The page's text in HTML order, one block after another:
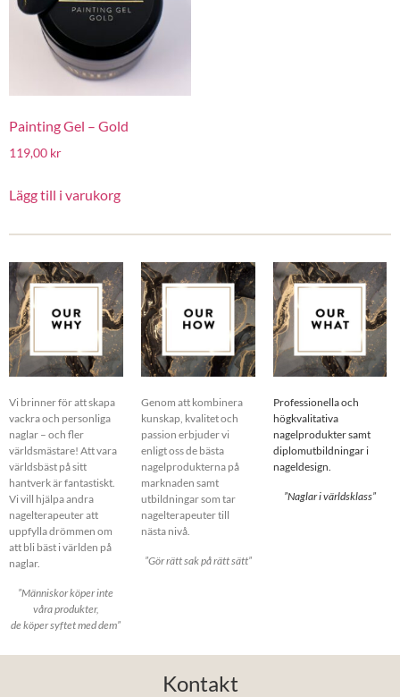
Painting Gel – Gold
119,00 kr
Lägg till i varukorg
Vi brinner för att skapa
vackra och personliga
naglar – och fler
världsmästare! Att vara
världsbäst på sitt
hantverk är fantastiskt.
Vi vill hjälpa andra
nagelterapeuter att
uppfylla drömmen om
att bli bäst i världen på
naglar.
”Människor köper inte
våra produkter,
de köper syftet med dem”
Genom att kombinera
kunskap, kvalitet och
passion erbjuder vi
enligt oss de bästa
nagelprodukterna på
marknaden samt
utbildningar som tar
nagelterapeuter till
nästa nivå.
”Gör rätt sak på rätt sätt”
Professionella och
högkvalitativa
nagelprodukter samt
diplomutbildningar i
nageldesign.
”Naglar i världsklass”
Kontakt